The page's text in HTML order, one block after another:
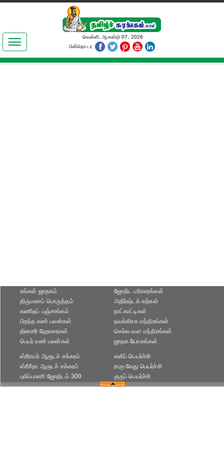
இலக்கியங்கள்
தமிழ் உலகம்
வெள்ளி, ஆகஸ்டு 07, 2026
பின்தொடர
உங்கள் ஜாதகம்
திருமணப் பொருத்தம்
கணிதப் பஞ்சாங்கம்
ஜோதிட ப‌ரிகார‌ங்க‌ள்
அதிர்ஷ்டக் கற்கள்
நாட்காட்டிகள்
பிறந்த எண் பலன்கள்
தினசரி ஹோரைகள்
பெயர் எண் பலன்கள்
நவக்கிரக மந்திரங்கள்
செல்வ வள மந்திரங்கள்
ஜாதக யோகங்கள்
ஸ்ரீராமர் ஆரூடச் சக்கரம்
ஸ்ரீசீதா ஆரூடச் சக்கரம்
புலிப்பாணி ஜோதிடம் 300
சனிப் பெயர்ச்சி
ராகு-கேது பெயர்ச்சி
குருப் பெயர்ச்சி